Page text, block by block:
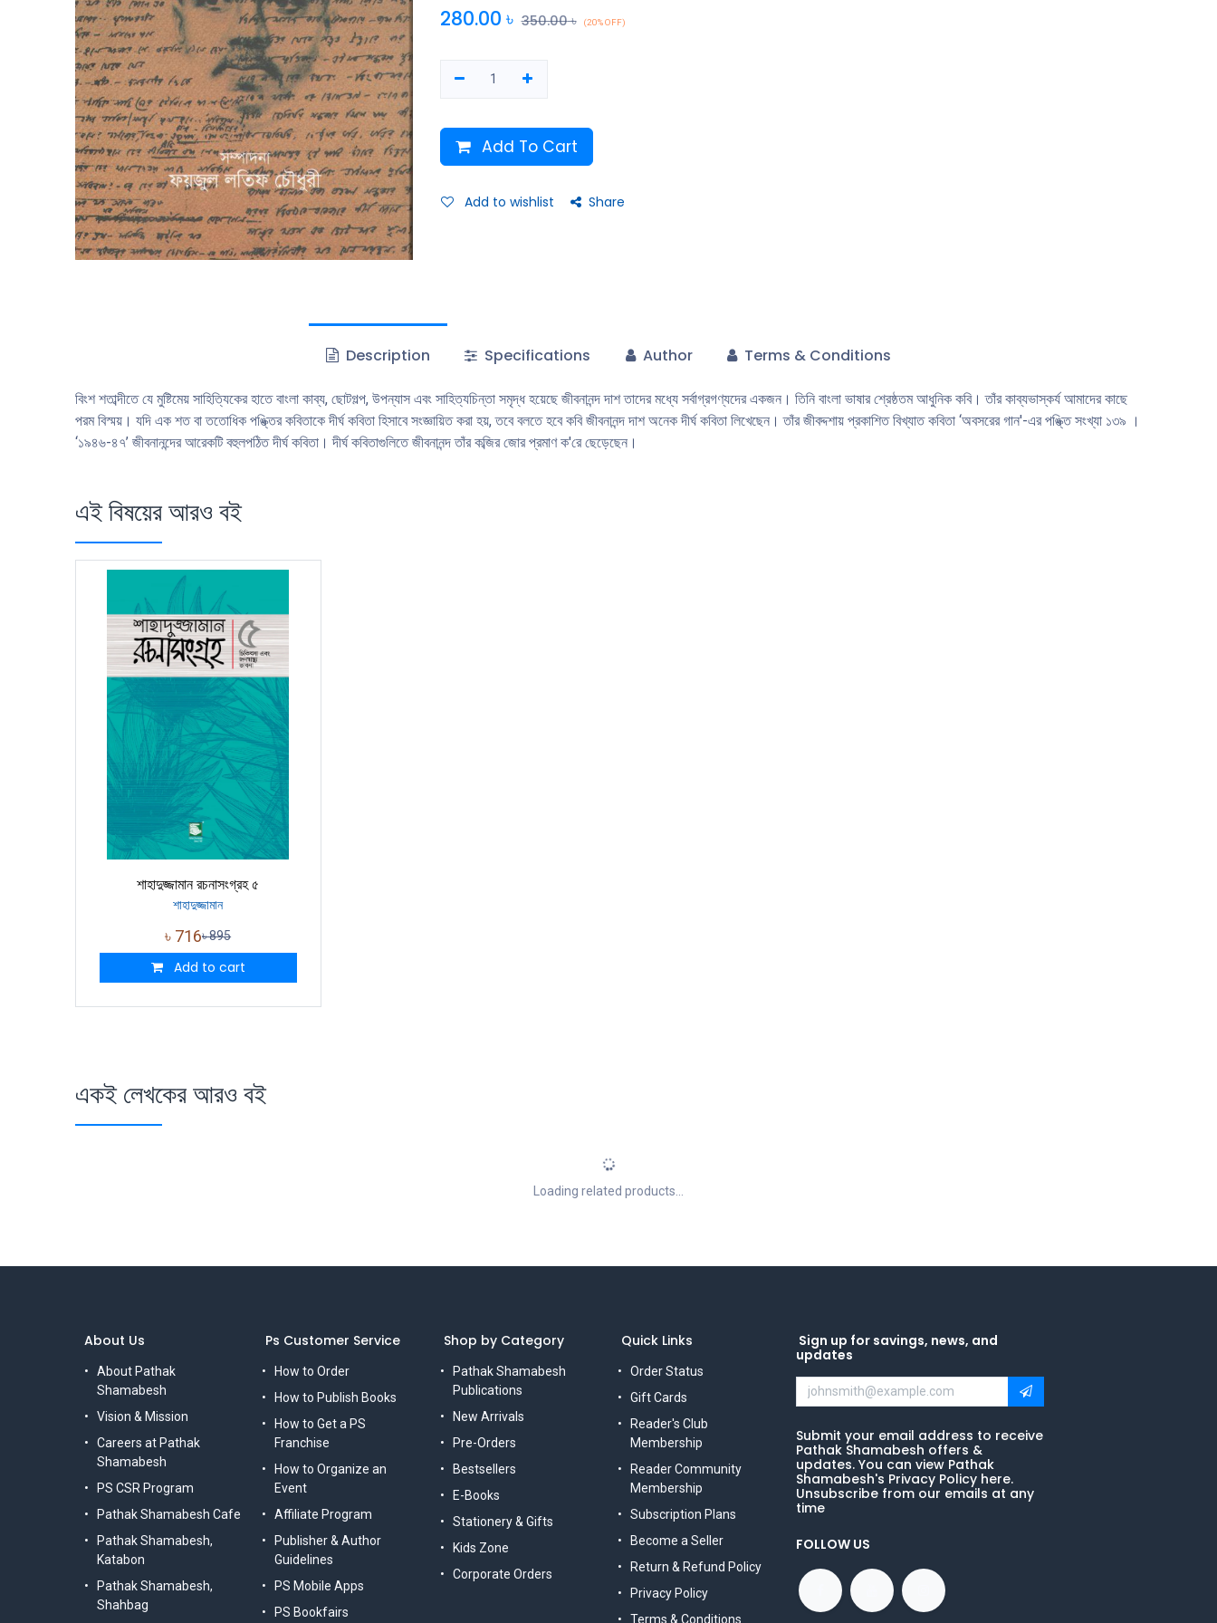
লিখেছেন। তাঁর জীবদ্দশায় প্রকাশিত বিখ্যাত কবিতা ‘অবসরের গান'-এর পঙ্ক্তি সংখ্যা ১৩৯ ।
280.00 ৳ 350.00৳ (20% OFF)
Add To Cart
Add to wishlist Share
Description Specifications Author Terms & Conditions
বিংশ শতাব্দীতে যে মুষ্টিমেয় সাহিত্যিকের হাতে বাংলা কাব্য, ছোটগল্প, উপন্যাস এবং সাহিত্যচিন্তা সমৃদ্ধ হয়েছে জীবনানন্দ দাশ তাদের মধ্যে সর্বাগ্রগণ্যদের একজন। তিনি বাংলা ভাষার শ্রেষ্ঠতম আধুনিক কবি। তাঁর কাব্যভাস্কর্য আমাদের কাছে
পরম বিস্ময়। যদি এক শত বা ততোধিক পঙ্ক্তির কবিতাকে দীর্ঘ কবিতা হিসাবে সংজ্ঞায়িত করা হয়, তবে বলতে হবে কবি জীবনানন্দ দাশ অনেক দীর্ঘ কবিতা লিখেছেন। তাঁর জীবদ্দশায় প্রকাশিত বিখ্যাত কবিতা ‘অবসরের গান'-এর পঙ্ক্তি সংখ্যা ১৩৯ ।
‘১৯৪৬-৪৭’ জীবনানন্দের আরেকটি বহুলপঠিত দীর্ঘ কবিতা। দীর্ঘ কবিতাগুলিতে জীবনানন্দ তাঁর কব্জির জোর প্রমাণ ক'রে ছেড়েছেন।
এই বিষয়ের আরও বই
শাহাদুজ্জামান রচনাসংগ্রহ ৫
শাহাদুজ্জামান
৳ 716৳895
Add to cart
একই লেখকের আরও বই
Loading related products...
Ps Customer Service
How to Order
How to Publish Books
How to Get a PS
Franchise
How to Organize an
Event
Affiliate Program
Publisher & Author
Guidelines
PS Mobile Apps
PS Bookfairs
Shop by Category
Pathak Shamabesh
Publications
New Arrivals
Pre-Orders
Bestsellers
E-Books
Stationery & Gifts
Kids Zone
Corporate Orders
Quick Links
Order Status
Gift Cards
Reader's Club
Membership
Reader Community
Membership
Subscription Plans
Become a Seller
Return & Refund Policy
Privacy Policy
Terms & Conditions
Sign up for savings, news, and
updates
Submit your email address to receive
Pathak Shamabesh offers &
updates. You can view Pathak
Shamabesh's Privacy Policy here.
Unsubscribe from our emails at any
time
FOLLOW US
About Us
About Pathak
Shamabesh
Vision & Mission
Careers at Pathak
Shamabesh
PS CSR Program
Pathak Shamabesh Cafe
Pathak Shamabesh,
Katabon
Pathak Shamabesh,
Shahbag